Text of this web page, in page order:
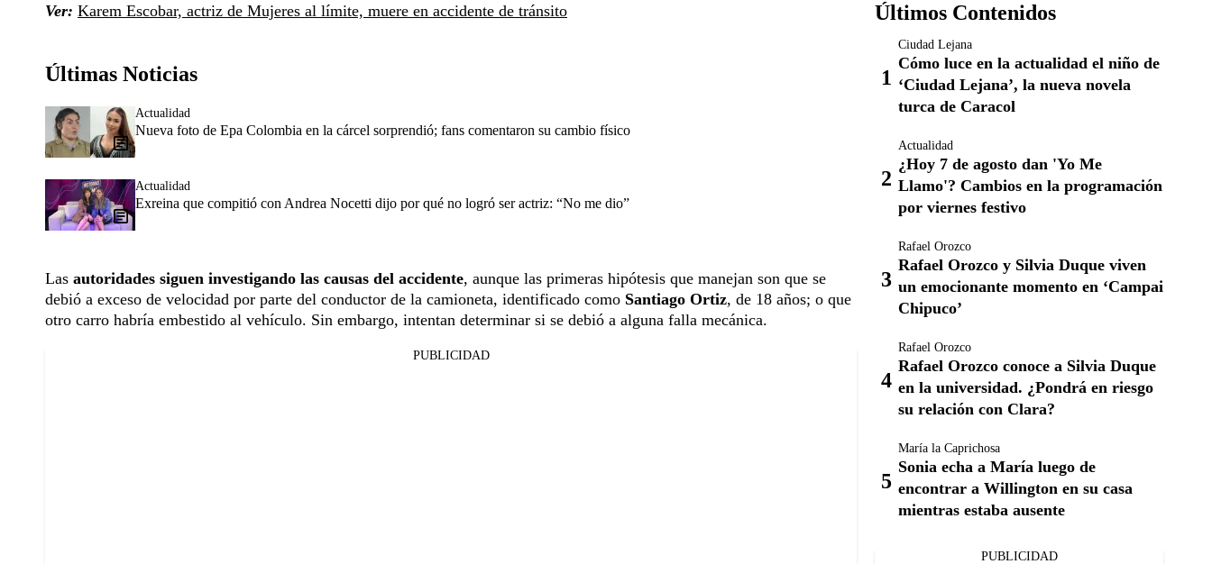
Ver: Karem Escobar, actriz de Mujeres al límite, muere en accidente de tránsito
Últimas Noticias
Actualidad
Nueva foto de Epa Colombia en la cárcel sorprendió; fans comentaron su cambio físico
Actualidad
Exreina que compitió con Andrea Nocetti dijo por qué no logró ser actriz: “No me dio”
Las autoridades siguen investigando las causas del accidente, aunque las primeras hipótesis que manejan son que se
debió a exceso de velocidad por parte del conductor de la camioneta, identificado como Santiago Ortiz, de 18 años; o que
otro carro habría embestido al vehículo. Sin embargo, intentan determinar si se debió a alguna falla mecánica.
PUBLICIDAD
Últimos Contenidos
Ciudad Lejana
Cómo luce en la actualidad el niño de
‘Ciudad Lejana’, la nueva novela
turca de Caracol
Actualidad
¿Hoy 7 de agosto dan 'Yo Me
Llamo'? Cambios en la programación
por viernes festivo
Rafael Orozco
Rafael Orozco y Silvia Duque viven
un emocionante momento en ‘Campai
Chipuco’
Rafael Orozco
Rafael Orozco conoce a Silvia Duque
en la universidad. ¿Pondrá en riesgo
su relación con Clara?
María la Caprichosa
Sonia echa a María luego de
encontrar a Willington en su casa
mientras estaba ausente
PUBLICIDAD